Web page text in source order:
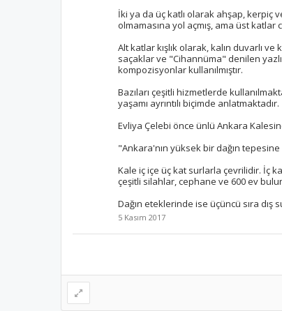
İki ya da üç katlı olarak ahşap, kerpiç
olmamasına yol açmış, ama üst
Alt katlar kışlık olarak, kalın duvarlı
saçaklar ve "Cihannüma" denilen
kompozisyonlar kullanılmıştır.
Bazıları çeşitli hizmetlerde
yaşamı ayrıntılı biçimde anlatmaktadır.
Evliya Çelebi önce ünlü Ankara
"Ankara'nın yüksek bir dağın
Kale iç içe üç kat surlarla çevrilidir. İç
çeşitli silahlar, cephane ve 600 ev
Dağın eteklerinde ise üçüncü sıra dış
5 Kasım 2017